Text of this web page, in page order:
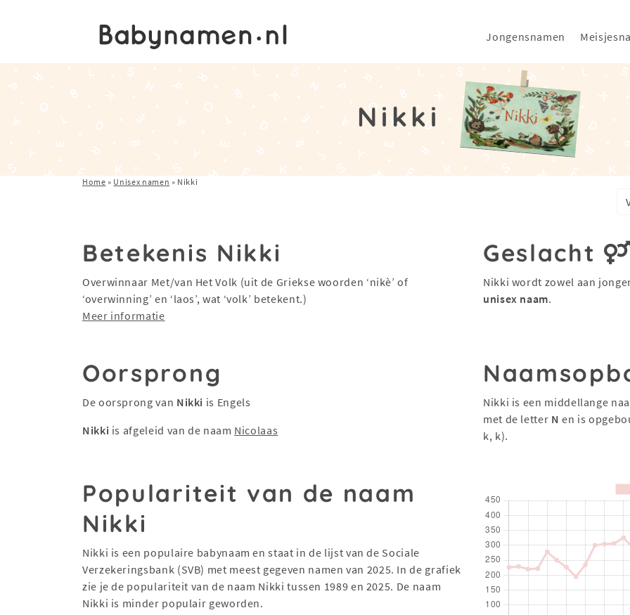
Jongensnamen
Nikki
Home » Unisex namen » Nikki
Betekenis Nikki
Overwinnaar Met/van Het Volk (uit de Griekse woorden ‘nikè’ of
‘overwinning’ en ‘laos’, wat ‘volk’ betekent.)
Meer informatie
Geslacht
Nikki wordt zowel aan
unisex naam.
Oorsprong
De oorsprong van Nikki is Engels
Nikki is afgeleid van de naam Nicolaas
Nikki is een middellange
met de letter N en is
k, k).
Populariteit van de naam
Nikki
Nikki is een populaire babynaam en staat in de lijst van de Sociale
Verzekeringsbank (SVB) met meest gegeven namen van 2025. In de grafiek
zie je de populariteit van de naam Nikki tussen 1989 en 2025. De naam
Nikki is minder populair geworden.